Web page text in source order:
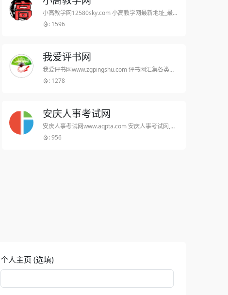
小高教学网12580sky.com 小高教学网最新地址_最优秀的QQ技术网_学习最新QQ技术-最专业的网络资源收集平台_小刀娱乐网分享
: 1596
我爱评书网
我爱评书网www.zgpingshu.com 评书网汇集各类评书作品，提供袁阔成评书、单田芳评书、刘兰芳评书、田连元评书、连丽如评书等众多评书表演艺术家的经典评书，支持评书在线收听和免费评书下载。
: 1278
安庆人事考试网
安庆人事考试网www.aqpta.com 安庆人事考试网,招聘考试,考试信息 网站描述 安庆人事考试网按照国家、省、市对各类人事考试的统一要求,发布各类考试信息,并开展相关考试信息咨询服务工作;承担全市公务员招录考试
: 956
个人主页 (选填)